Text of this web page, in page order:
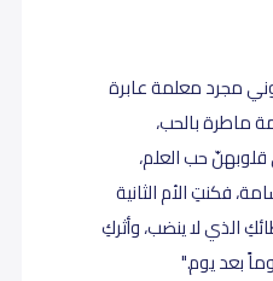
مجرد معلمة عابرة
ماطرة بالحب،
حب العلم،
فكنتِ الأم الثانية
الذي لا ينضب، وأثركِ
بعد يوم."